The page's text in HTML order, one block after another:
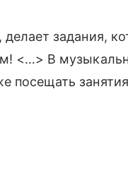
делает задания,
<…> В
посещать